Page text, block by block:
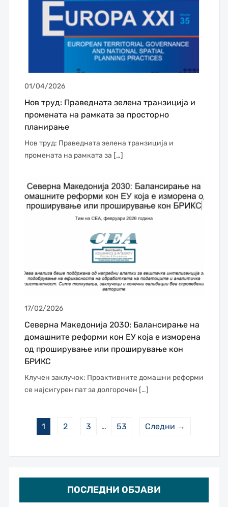
ПОСЛЕДНИ ОБЈАВИ
01/04/2026
Нов труд: Праведната зелена транзиција и
промената на рамката за просторно
планирање
Нов труд: Праведната зелена транзиција и
промената на рамката за […]
17/02/2026
Северна Македонија 2030: Балансирање на
домашните реформи кон ЕУ која е изморена
од проширување или проширување кон
БРИКС
Клучен заклучок: Проактивните домашни реформи
се најсигурен пат за долгорочен […]
1 2 3 … 53 Следни →